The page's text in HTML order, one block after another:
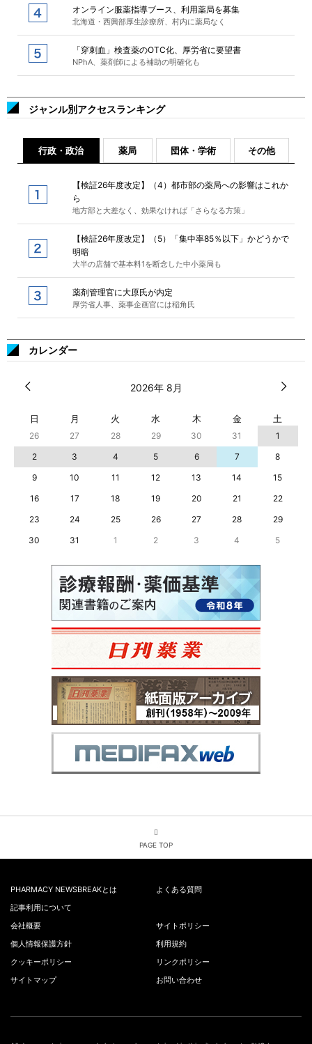
オンライン服薬指導ブース、利用薬局を募集
北海道・西興部厚生診療所、村内に薬局なく
「穿刺血」検査薬のOTC化、厚労省に要望書
NPhA、薬剤師による補助の明確化も
ジャンル別アクセスランキング
行政・政治 薬局 団体・学術 その他
【検証26年度改定】（4）都市部の薬局への影響はこれか
ら
地方部と大差なく、効果なければ「さらなる方策」
【検証26年度改定】（5）「集中率85％以下」かどうかで
明暗
大半の店舗で基本料1を断念した中小薬局も
薬剤管理官に大原氏が内定
厚労省人事、薬事企画官には稲角氏
カレンダー
2026年 8月
日 月 火 水 木 金 土
26 27 28 29 30 31
1
2
3 4 5 6 7
8
9
10 11 12 13 14
15
16
17 18 19 20 21
22
23
24 25 26 27 28
29
30
31 1 2 3 4 5
PAGE TOP
PHARMACY NEWSBREAKとは
よくある質問
記事利用について
会社概要
サイトポリシー
個人情報保護方針
利用規約
クッキーポリシー
リンクポリシー
サイトマップ
お問い合わせ